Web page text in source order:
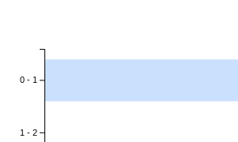
0 - 1
1 - 2